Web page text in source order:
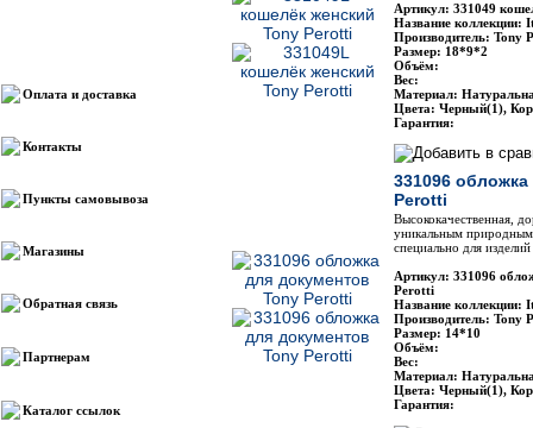
Оплата и доставка
Контакты
Пункты самовывоза
Магазины
Обратная связь
Партнерам
Каталог ссылок
Артикул: 331049
Название коллекции:
Производитель: Tony
Размер: 18*9*2
Объём:
Вес:
Материал:
Цвета: Черный(1),
Гарантия:
331096
Perotti
Высококачественная,
уникальным
специально для
Артикул: 331096
Perotti
Название коллекции:
Производитель: Tony
Размер: 14*10
Объём:
Вес:
Материал:
Цвета: Черный(1),
Гарантия: